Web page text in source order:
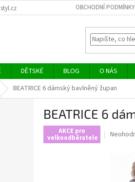
OBCHODNÍ PODMÍNKY
DĚTSKÉ BLOG O NÁS
BEATRICE 6 dámský bavlněný župan
BEATRICE 6
AKCE pro
velkoodběratele